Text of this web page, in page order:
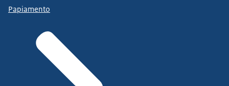
Papiamento